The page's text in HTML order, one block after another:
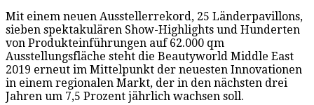
Mit einem neuen Ausstellerrekord, 25 Länderpavillons,
sieben spektakulären Show-Highlights und Hunderten
von Produkteinführungen auf 62.000 qm
Ausstellungsfläche steht die Beautyworld Middle East
2019 erneut im Mittelpunkt der neuesten Innovationen
in einem regionalen Markt, der in den nächsten drei
Jahren um 7,5 Prozent jährlich wachsen soll.